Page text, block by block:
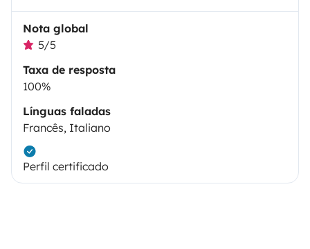
Nota global
5/5
Taxa de resposta
100%
Línguas faladas
Francês, Italiano
Perfil certificado